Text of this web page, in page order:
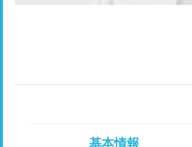
基本情報